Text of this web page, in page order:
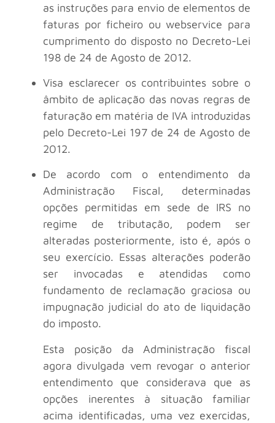
as instruções para envio de elementos de
faturas por ficheiro ou webservice para
cumprimento do disposto no Decreto-Lei
198 de 24 de Agosto de 2012.
Visa esclarecer os contribuintes sobre o
âmbito de aplicação das novas regras de
faturação em matéria de IVA introduzidas
pelo Decreto-Lei 197 de 24 de Agosto de
2012.
De acordo com o entendimento da
Administração Fiscal, determinadas
opções permitidas em sede de IRS no
regime de tributação, podem ser
alteradas posteriormente, isto é, após o
seu exercício. Essas alterações poderão
ser invocadas e atendidas como
fundamento de reclamação graciosa ou
impugnação judicial do ato de liquidação
do imposto.
Esta posição da Administração fiscal
agora divulgada vem revogar o anterior
entendimento que considerava que as
opções inerentes à situação familiar
acima identificadas, uma vez exercidas,